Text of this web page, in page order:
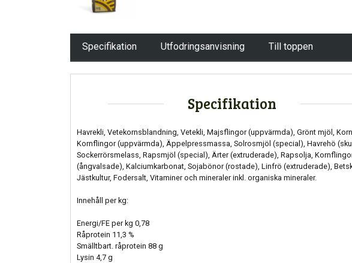
Specifikation Utfodringsanvisning Till toppen
Specifikation
Havrekli, Vetekornsblandning, Vetekli, Majsflingor (uppvärmda), Grönt mjöl,
Kornflingor (uppvärmda), Äppelpressmassa, Solrosmjöl (special), Havrehö
Sockerrörsmelass, Rapsmjöl (special), Ärter (extruderade), Rapsolja,
(ångvalsade), Kalciumkarbonat, Sojabönor (rostade), Linfrö (extruderade),
Jästkultur, Fodersalt, Vitaminer och mineraler inkl. organiska mineraler.
Innehåll per kg:
Energi/FE per kg 0,78
Råprotein 11,3 %
Smälltbart. råprotein 88 g
Lysin 4,7 g